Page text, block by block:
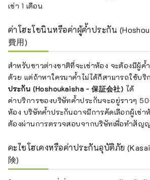
เช่า 1 เดือน
ค่าโฮะโชนินหรือค่าผู้ค้ำประกัน
費用)
สำหรับชาวต่างชาติที่จะเช่าห้อง จะต้องมีผู้ค้
ด้วย แต่ถ้าหาใครมาค้ำไม่ได้ก็สามารถใช้บริ
ประกัน (Hoshoukaisha - 保証会社) ได้
ค่าบริการของบริษัทค้ำประกันจะอยู่ราวๆ
ห้อง บริษัทค้ำประกันอาจมีการคัดเลือกผู้เช่า
ต้องผ่านการตรวจสอบจากบริษัทเพื่อทำสัญ
คะไซโฮเคงหรือค่าประกันอุบัติภัย
険)